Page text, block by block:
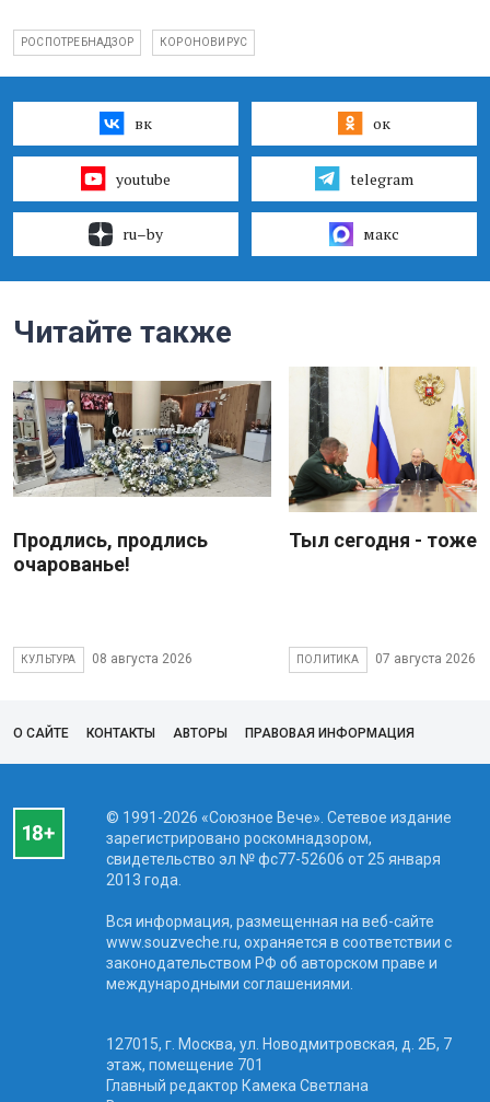
РОСПОТРЕБНАДЗОР КОРОНОВИРУС
вк ок
youtube telegram
ru–by макс
Читайте также
Продлись, продлись
очарованье!
КУЛЬТУРА 08 августа 2026
Тыл сегодня - тоже
ПОЛИТИКА 07 августа 2026
О САЙТЕ КОНТАКТЫ АВТОРЫ ПРАВОВАЯ ИНФОРМАЦИЯ
© 1991-2026 «Союзное Вече». Сетевое издание
зарегистрировано роскомнадзором,
свидетельство эл № фc77-52606 от 25 января
2013 года.
Вся информация, размещенная на веб-сайте
www.souzveche.ru, охраняется в соответствии с
законодательством РФ об авторском праве и
международными соглашениями.
127015, г. Москва, ул. Новодмитровская, д. 2Б, 7
этаж, помещение 701
Главный редактор Камека Светлана